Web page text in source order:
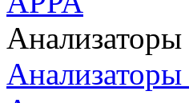
Анализаторы
Анализаторы